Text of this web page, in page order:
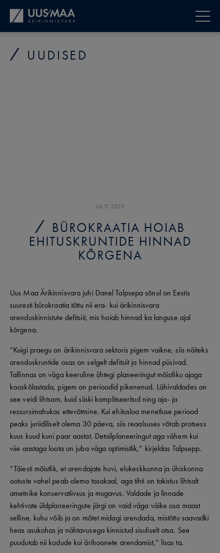
UUDISED
06.11 .2023
BÜROKRAATIA HOIAB
EHITUSKRUNTIDE HINNAD
KÕRGENA
Uus Maa Ärikinnisvara juhi Danel Talpsepa sõnul on Eestis
suuresti bürokraatia tõttu nii era- kui ärikinnisvara
arenduskinnistute defitsiit, mis hoiab hinnad ka languse ajal
kõrgena.
“Kuigi praegu on ärikinnisvara sektoris pigem vaikne, siis näiteks
arenduskruntide osas on selgelt defitsiit ja hinnad püsivad.
Tallinnas on väga keeruline ühtegi planeeringut mõistliku ajaga
kooskõlastada, pigem on perioodid pikenenud. Lähivaldades on
see veidi lihtsam, kuid siiski komplitseeritud ning aja- ja
ressursimahukas ettevõtmine. Kui ehitusloa menetluse periood
peaks juriidiliselt olema 30 päeva, siis reaalsuses võtab protsess
kuus kuud kuni paar aastat. Detailplaneeringut aga vähem kui
viie aastaga loota on juba väga optimistlik,” kirjeldas Talpsepp.
“Täiesti mõistlik, et arendajate huvi, elukeskkonna ja ühiskonna
ootuste vahel peab olema tasakaal, aga tihti on takistus lihtsalt
ametnike konservatiivsus ja mugavus. Valdade ja linnade
kehtivate üldplaneeringute järgi on vaid väga väike osa maast
selline, kuhu võib ja on mõtet midagi arendada, mistõttu saavadki
heas asukohas ja nähtavusega kinnistud sisuliselt otsa. See
puudutab nii kodude kui ärihoonete arendamist,” lisas ta.